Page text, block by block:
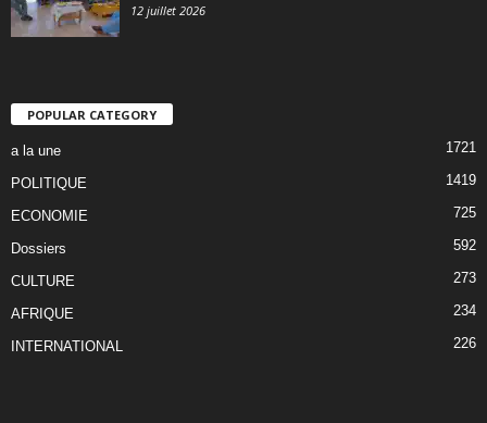
12 juillet 2026
POPULAR CATEGORY
a la une 1721
POLITIQUE 1419
ECONOMIE 725
Dossiers 592
CULTURE 273
AFRIQUE 234
INTERNATIONAL 226